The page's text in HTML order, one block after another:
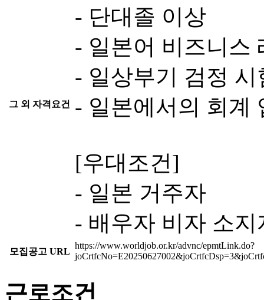
그 외 자격요건
- 단대졸 이상
- 일본어 비즈니스
- 일상부기 검정 시
- 일본에서의 회계
[우대조건]
- 일본 거주자
- 배우자 비자 소지
모집공고 URL
https://www.worldjob.or.kr/advnc/epmtLink.do?
근로조건